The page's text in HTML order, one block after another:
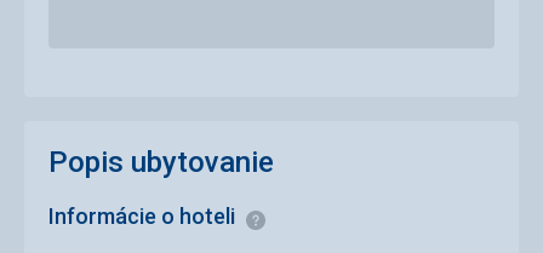
Popis ubytovanie
Informácie o hoteli Informácie